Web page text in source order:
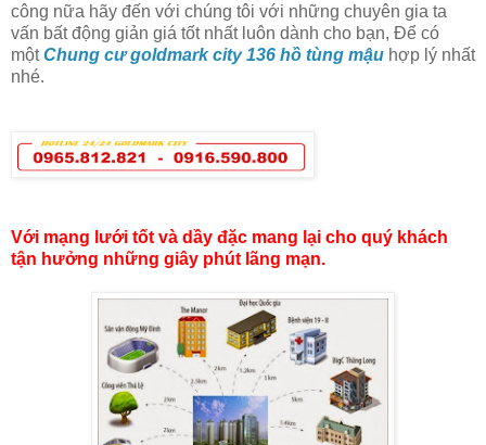
công nữa hãy đến với chúng tôi với những chuyên gia ta
vấn bất động giản giá tốt nhất luôn dành cho bạn, Để có
mộtChung cư goldmark city 136 hồ tùng mậu hợp lý nhất
nhé.
Với mạng lưới tốt và dầy đặc mang lại cho quý khách
tận hưởng những giây phút lãng mạn.